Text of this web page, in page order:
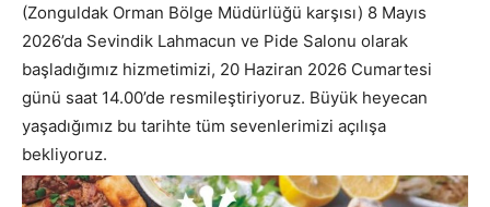
(Zonguldak Orman Bölge Müdürlüğü karşısı) 8 Mayıs
2026’da Sevindik Lahmacun ve Pide Salonu olarak
başladığımız hizmetimizi, 20 Haziran 2026 Cumartesi
günü saat 14.00’de resmileştiriyoruz. Büyük heyecan
yaşadığımız bu tarihte tüm sevenlerimizi açılışa
bekliyoruz.